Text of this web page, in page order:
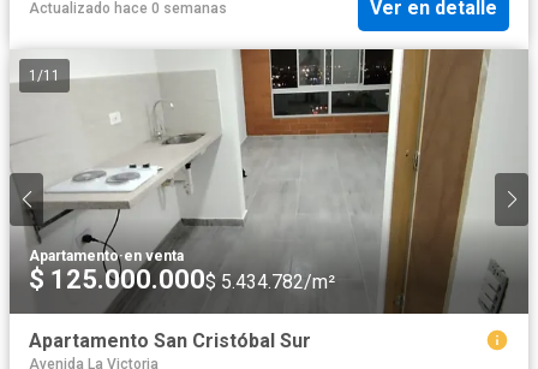
Actualizado hace 0 semanas Ver en detalle
1 /11
Apartamento·en venta
$ 125.000.000$ 5.434.782/m²
Apartamento San Cristóbal Sur
Avenida La Victoria